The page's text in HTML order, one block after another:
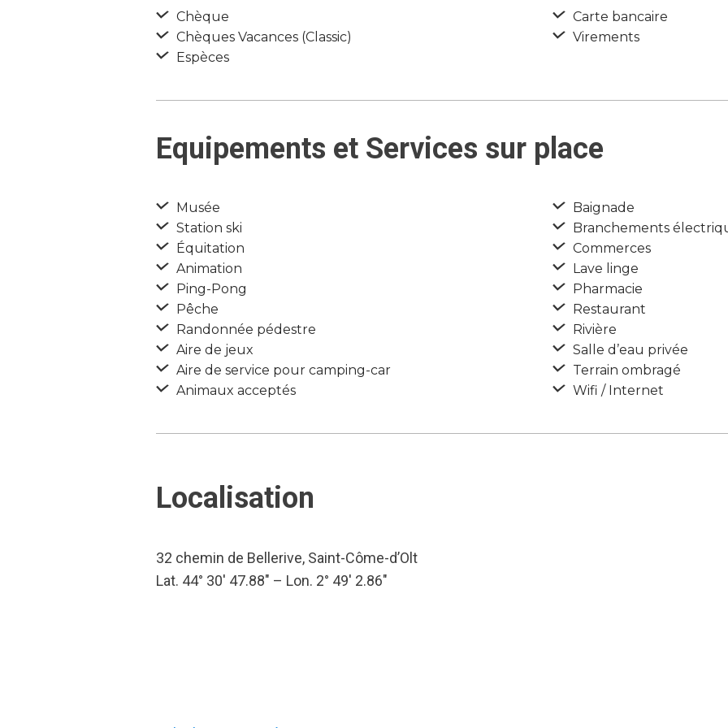
Chèque
Chèques Vacances (Classic)
Espèces
Carte bancaire
Virements
Equipements et Services sur place
Musée
Station ski
Équitation
Animation
Ping-Pong
Pêche
Randonnée pédestre
Aire de jeux
Aire de service pour camping-car
Animaux acceptés
Baignade
Branchements
Commerces
Lave linge
Pharmacie
Restaurant
Rivière
Salle d’eau privée
Terrain ombragé
Wifi / Internet
Localisation
32 chemin de Bellerive, Saint-Côme-d’Olt
Lat. 44° 30′ 47.88″ – Lon. 2° 49′ 2.86″